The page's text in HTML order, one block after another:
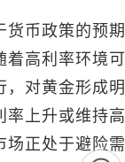
货币政策的预
着高利率环境
，对黄金形成
上升或维持
正处于避险